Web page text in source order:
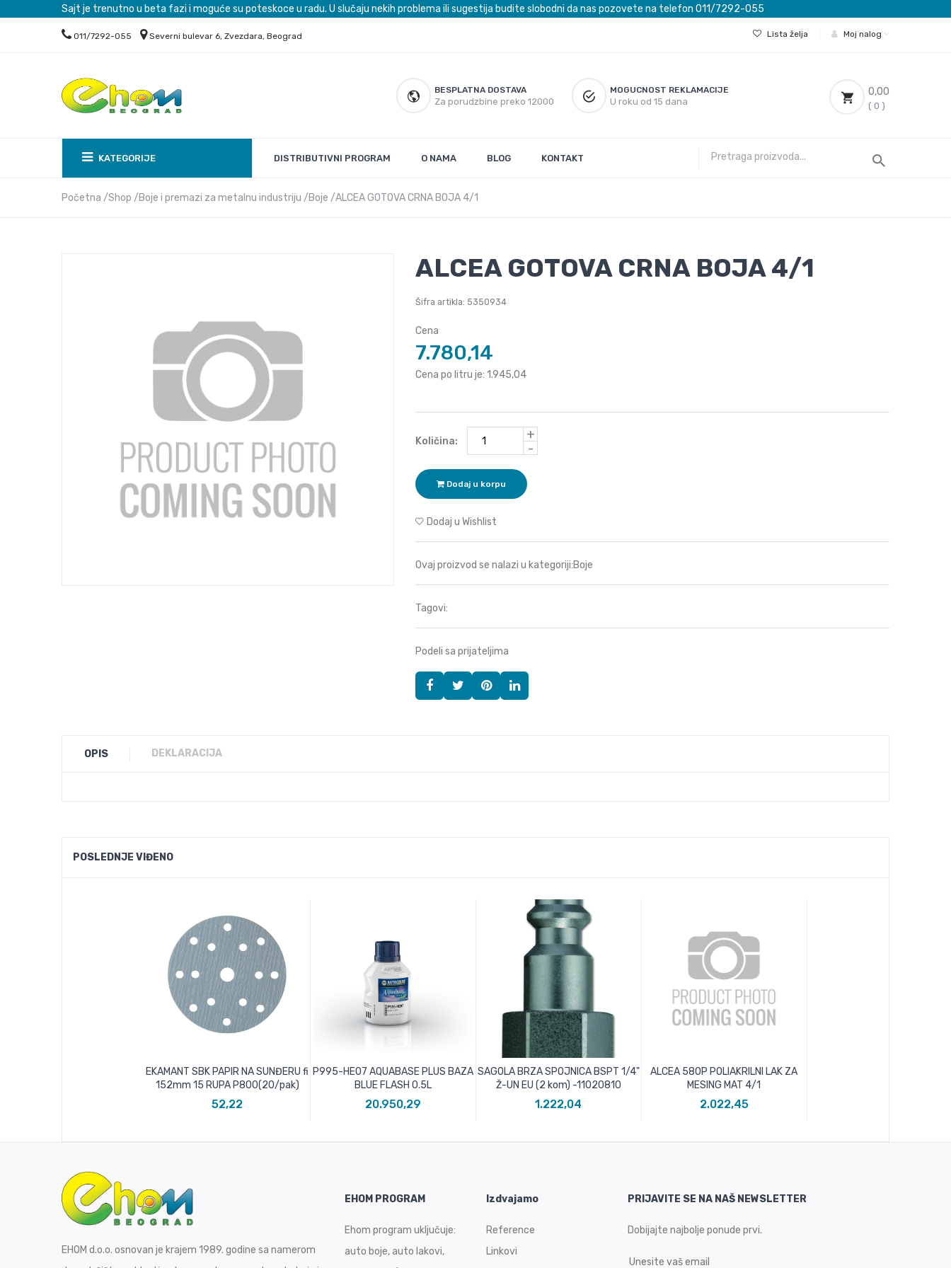
Sajt je trenutno u beta fazi i moguće su poteskoce u radu. U slučaju nekih problema ili sugestija budite slobodni da nas pozovete na telefon 011/7292-055
011/7292-055 Severni bulevar 6, Zvezdara, Beograd Lista želja Moj nalog
BESPLATNA DOSTAVA
Za porudzbine preko 12000
MOGUCNOST REKLAMACIJE
U roku od 15 dana
0,00
( 0 )
KATEGORIJE DISTRIBUTIVNI PROGRAM O NAMA BLOG KONTAKT
Početna Shop Boje i premazi za metalnu industriju Boje ALCEA GOTOVA CRNA BOJA 4/1
ALCEA GOTOVA CRNA BOJA 4/1
Šifra artikla: 5350934
Cena
7.780,14
Cena po litru je: 1.945,04
Količina:
+
-
Dodaj u korpu
Dodaj u Wishlist
Ovaj proizvod se nalazi u kategoriji:Boje
Tagovi:
Podeli sa prijateljima
OPIS DEKLARACIJA
POSLEDNJE VIĐENO
EKAMANT SBK PAPIR NA SUNĐERU fi
152mm 15 RUPA P800(20/pak)
52,22
P995-HE07 AQUABASE PLUS BAZA
BLUE FLASH 0.5L
20.950,29
SAGOLA BRZA SPOJNICA BSPT 1/4"
Ž-UN EU (2 kom) -11020810
1.222,04
ALCEA 58OP POLIAKRILNI LAK ZA
MESING MAT 4/1
2.022,45
EHOM d.o.o. osnovan je krajem 1989. godine sa namerom
EHOM PROGRAM
Ehom program uključuje:
auto boje, auto lakovi,
Izdvajamo
Reference
Linkovi
PRIJAVITE SE NA NAŠ NEWSLETTER
Dobijajte najbolje ponude prvi.